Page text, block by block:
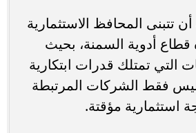
تتبنى المحافظ الاستثمارية
قطاع أدوية السمنة، بحيث
التي تمتلك قدرات ابتكارية
فقط الشركات المرتبطة
استثمارية مؤقتة.